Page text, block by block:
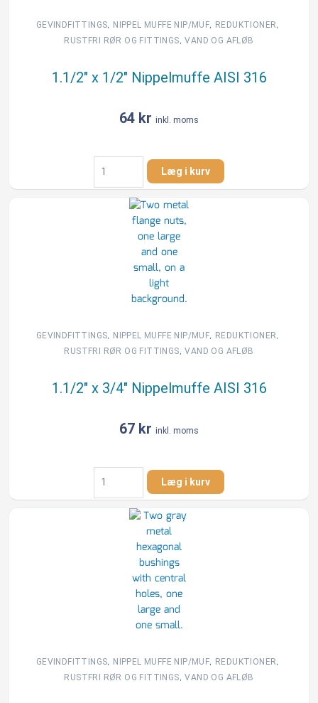
GEVINDFITTINGS, NIPPEL MUFFE NIP/MUF, REDUKTIONER,
RUSTFRI RØR OG FITTINGS,VAND OG AFLØB
1.1/2″ x 1/2″ Nippelmuffe AISI 316
64 kr inkl. moms
1.1/2"
1/2"
Nippelmuffe
Læg i kurv
GEVINDFITTINGS, NIPPEL MUFFE NIP/MUF, REDUKTIONER,
RUSTFRI RØR OG FITTINGS,VAND OG AFLØB
1.1/2″ x 3/4″ Nippelmuffe AISI 316
67 kr inkl. moms
1.1/2"
3/4"
Nippelmuffe
Læg i kurv
GEVINDFITTINGS, NIPPEL MUFFE NIP/MUF, REDUKTIONER,
RUSTFRI RØR OG FITTINGS,VAND OG AFLØB